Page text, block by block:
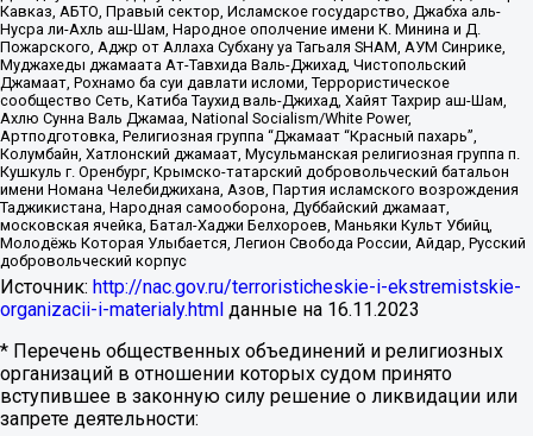
Кавказ, АБТО, Правый сектор, Исламское государство, Джабха аль-
Нусра ли-Ахль аш-Шам, Народное ополчение имени К. Минина и Д.
Пожарского, Аджр от Аллаха Субхану уа Тагьаля SHAM, АУМ Синрике,
Муджахеды джамаата Ат-Тавхида Валь-Джихад, Чистопольский
Джамаат, Рохнамо ба суи давлати исломи, Террористическое
сообщество Сеть, Катиба Таухид валь-Джихад, Хайят Тахрир аш-Шам,
Ахлю Сунна Валь Джамаа, National Socialism/White Power,
Артподготовка, Религиозная группа “Джамаат “Красный пахарь”,
Колумбайн, Хатлонский джамаат, Мусульманская религиозная группа п.
Кушкуль г. Оренбург, Крымско-татарский добровольческий батальон
имени Номана Челебиджихана, Азов, Партия исламского возрождения
Таджикистана, Народная самооборона, Дуббайский джамаат,
московская ячейка, Батал-Хаджи Белхороев, Маньяки Культ Убийц,
Молодёжь Которая Улыбается, Легион Свобода России, Айдар, Русский
добровольческий корпус
Источник: http://nac.gov.ru/terroristicheskie-i-ekstremistskie-
organizacii-i-materialy.html данные на 16.11.2023
* Перечень общественных объединений и религиозных
организаций в отношении которых судом принято
вступившее в законную силу решение о ликвидации или
запрете деятельности: